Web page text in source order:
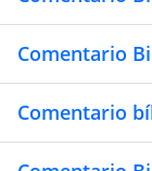
Comentario
Comentario